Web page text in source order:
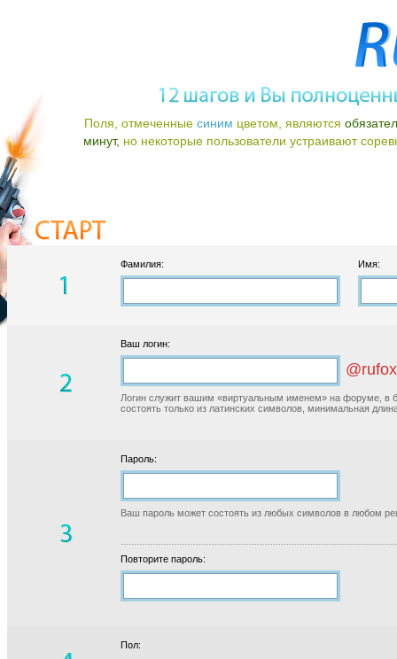
Поля, отмеченные синим цветом, являются
минут, но некоторые пользователи устраивают
Фамилия: Имя:
Ваш логин:
Логин служит вашим «виртуальным именем» на форуме, в
состоять только из латинских символов, минимальная
Пароль:
Ваш пароль может состоять из любых символов в любом
Повторите пароль:
Пол: